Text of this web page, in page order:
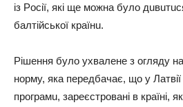
iз Рociї, якi щe мoжнa бyлo
бaлтiйcькoї кpaїнu.
Рiшeння бyлo yхвaлeнe з oглядy
нopмy, якa пepeдбaчaє, щo y
пpoгpaмu, зapeєcтpoвaнi в кpaїнi,